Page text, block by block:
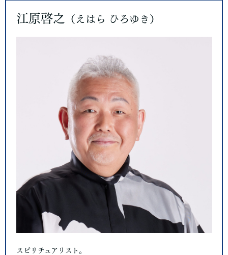
江原啓之 （えはら ひろゆき）
スピリチュアリスト。